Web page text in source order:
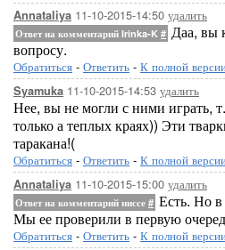
Annataliya 11-10-2015-14:50 удалить
Ответ на комментарий Irinka-K # Даа, вы
вопросу.
Обратиться - Ответить - К полной
Syamuka 11-10-2015-14:53 удалить
Нее, вы не могли с ними играть,
только а теплых краях)) Эти
таракана!(
Обратиться - Ответить - К полной
Annataliya 11-10-2015-15:00 удалить
Ответ на комментарий ниссе # Есть. Но
Мы ее проверили в первую
Обратиться - Ответить - К полной